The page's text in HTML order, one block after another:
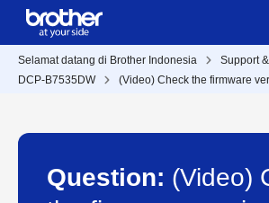
Selamat datang di Brother Indonesia
Support
DCP-B7535DW
(Video) Check the firmware
Question: (Video)